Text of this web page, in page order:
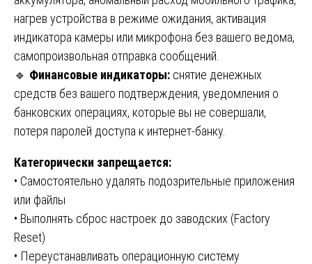
нагрев устройства в режиме ожидания, активация
индикатора камеры или микрофона без вашего ведома,
самопроизвольная отправка сообщений.
🔹 Финансовые индикаторы: снятие денежных
средств без вашего подтверждения, уведомления о
банковских операциях, которые вы не совершали,
потеря паролей доступа к интернет-банку.
Категорически запрещается:
• Самостоятельно удалять подозрительные приложения
или файлы
• Выполнять сброс настроек до заводских (Factory
Reset)
• Переустанавливать операционную систему